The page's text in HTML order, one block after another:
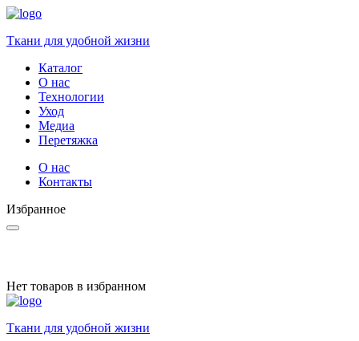
Ткани для удобной жизни
Каталог
О нас
Технологии
Уход
Медиа
Перетяжка
О нас
Контакты
Избранное
Нет товаров в избранном
Ткани для удобной жизни